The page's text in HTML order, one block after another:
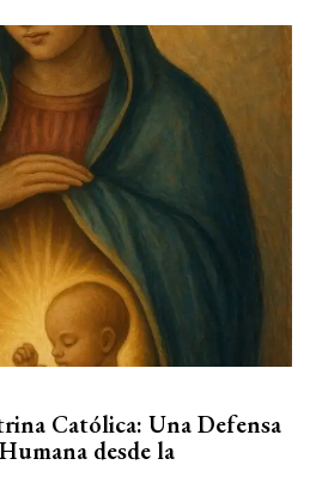
Católica: Una Defensa
desde la